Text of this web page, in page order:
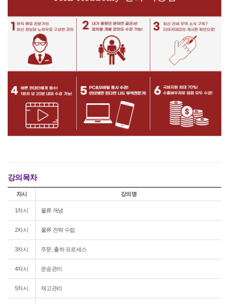
강의목차
차시 강의명
1차시 물류 개념
2차시 물류 전략 수립
3차시 주문, 출하 프로세스
4차시 운송관리
5차시 재고관리